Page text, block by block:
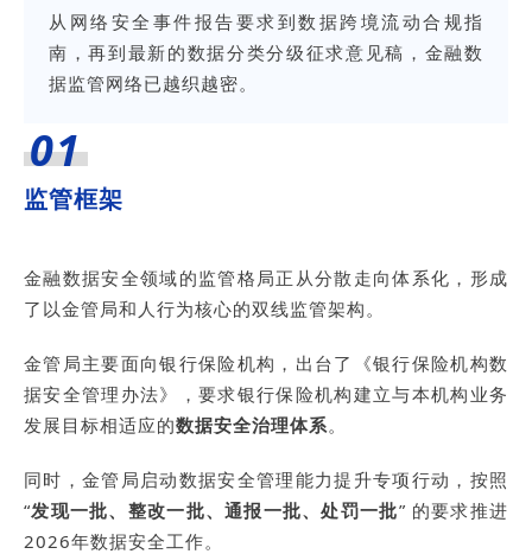
从网络安全事件报告要求到数据跨境流动合规指
南，再到最新的数据分类分级征求意见稿，金融数
据监管网络已越织越密。
01
监管框架
金融数据安全领域的监管格局正从分散走向体系化，形成
了以金管局和人行为核心的双线监管架构。
金管局主要面向银行保险机构，出台了《银行保险机构数
据安全管理办法》，要求银行保险机构建立与本机构业务
发展目标相适应的数据安全治理体系。
同时，金管局启动数据安全管理能力提升专项行动，按照
“发现一批、整改一批、通报一批、处罚一批” 的要求推进
2026年数据安全工作。